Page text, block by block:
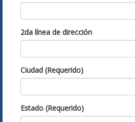
2da línea de dirección
Ciudad (Requerido)
Estado (Requerido)